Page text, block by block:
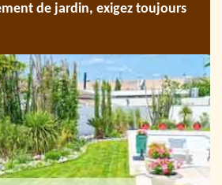
de jardin, exigez toujours